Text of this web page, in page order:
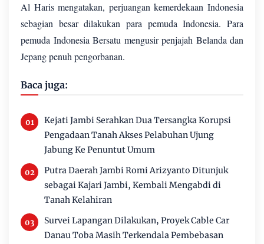
Al Haris mengatakan, perjuangan kemerdekaan Indonesia
sebagian besar dilakukan para pemuda Indonesia. Para
pemuda Indonesia Bersatu mengusir penjajah Belanda dan
Jepang penuh pengorbanan.
Baca juga:
Kejati Jambi Serahkan Dua Tersangka Korupsi
Pengadaan Tanah Akses Pelabuhan Ujung
Jabung Ke Penuntut Umum
Putra Daerah Jambi Romi Arizyanto Ditunjuk
sebagai Kajari Jambi, Kembali Mengabdi di
Tanah Kelahiran
Survei Lapangan Dilakukan, Proyek Cable Car
Danau Toba Masih Terkendala Pembebasan